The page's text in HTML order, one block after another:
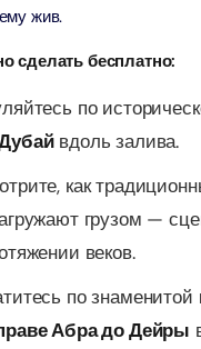
жив.
сделать бесплатно:
по
вдоль залива.
как
грузом —
веков.
по знаменитой
Абра до Дейры